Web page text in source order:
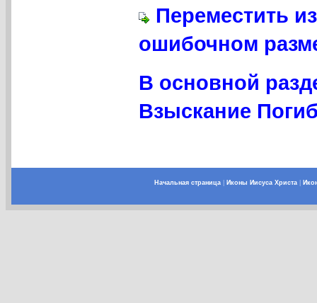
Переместить
ошибочном
В основной
Взыскание
Начальная страница| Иконы Иисуса Христа|